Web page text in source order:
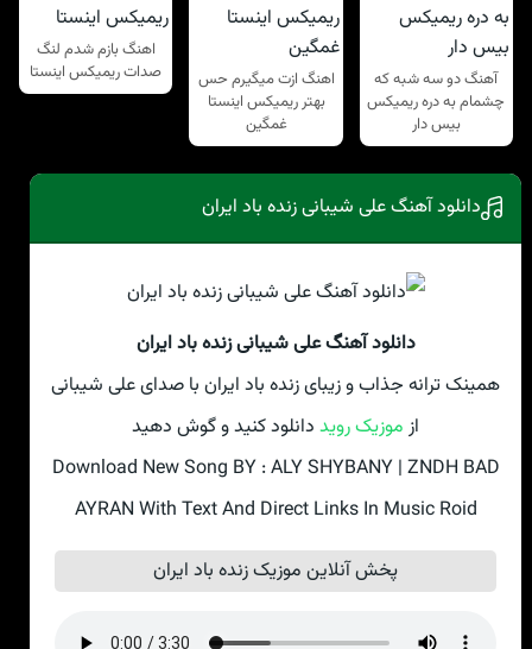
آهنگ دو سه شبه که
چشمام به دره ریمیکس
بیس دار
اهنگ ازت میگیرم حس
بهتر ریمیکس اینستا
غمگین
اهنگ بازم شدم لنگ
صدات ریمیکس اینستا
دانلود آهنگ علی شیبانی زنده باد ایران
دانلود آهنگ علی شیبانی زنده باد ایران
همینک ترانه جذاب و زیبای زنده باد ایران با صدای علی شیبانی
از موزیک روید دانلود کنید و گوش دهید
Download New Song BY : ALY SHYBANY | ZNDH BAD
AYRAN With Text And Direct Links In Music Roid
پخش آنلاین موزیک زنده باد ایران